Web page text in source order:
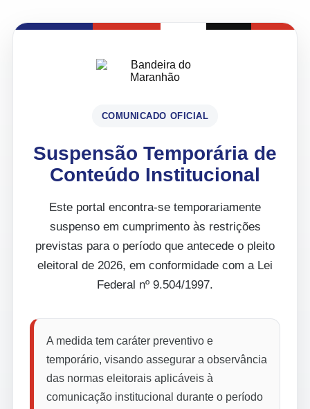
COMUNICADO OFICIAL
Suspensão Temporária de
Conteúdo Institucional
Este portal encontra-se temporariamente
suspenso em cumprimento às restrições
previstas para o período que antecede o pleito
eleitoral de 2026, em conformidade com a Lei
Federal nº 9.504/1997.
A medida tem caráter preventivo e
temporário, visando assegurar a observância
das normas eleitorais aplicáveis à
comunicação institucional durante o período